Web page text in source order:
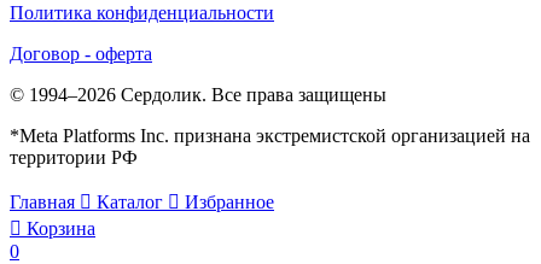
Политика конфиденциальности
Договор - оферта
© 1994–2026 Сердолик. Все права защищены
*Meta Platforms Inc. признана экстремистской организацией на
территории РФ
Главная  Каталог  Избранное
 Корзина
0